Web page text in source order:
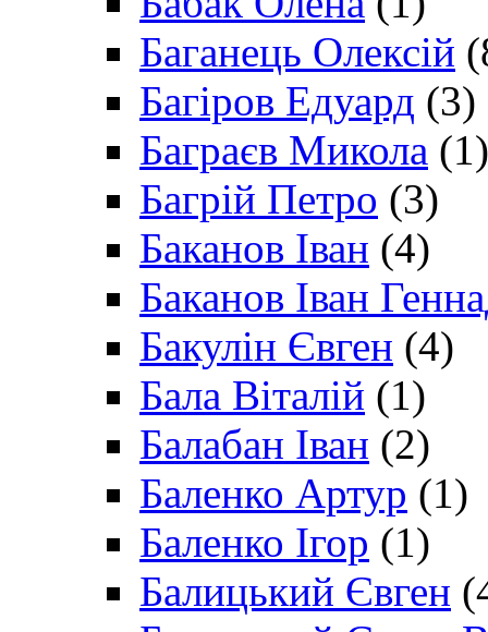
Баганець Олексій
Багіров Едуард (3)
Баграєв Микола (1)
Багрій Петро (3)
Баканов Іван (4)
Баканов Іван
Бакулін Євген (4)
Бала Віталій (1)
Балабан Іван (2)
Баленко Артур (1)
Баленко Ігор (1)
Балицький Євген